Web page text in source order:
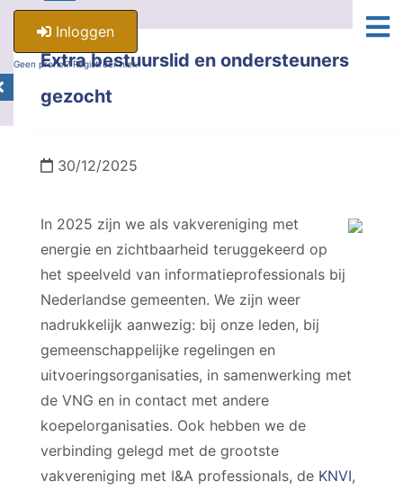
Inloggen
Geen profiel? Registreer hier.
Extra bestuurslid en ondersteuners
gezocht
30/12/2025
In 2025 zijn we als vakvereniging met
energie en zichtbaarheid teruggekeerd op
het speelveld van informatieprofessionals bij
Nederlandse gemeenten. We zijn weer
nadrukkelijk aanwezig: bij onze leden, bij
gemeenschappelijke regelingen en
uitvoeringsorganisaties, in samenwerking met
de VNG en in contact met andere
koepelorganisaties. Ook hebben we de
verbinding gelegd met de grootste
vakvereniging met I&A professionals, de KNVI,